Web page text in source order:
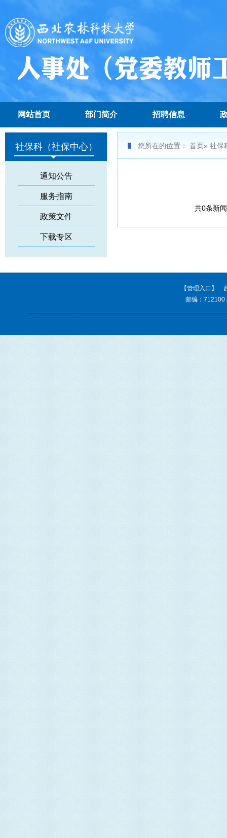
网站首页 部门简介 招聘信息
社保科（社保中心）
通知公告
服务指南
政策文件
下载专区
您所在的位置： 首页» 社保
共0条新
【管理入口】
邮编：712100